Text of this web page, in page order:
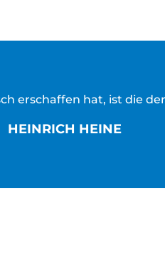
erschaffen hat, ist die
HEINRICH HEINE